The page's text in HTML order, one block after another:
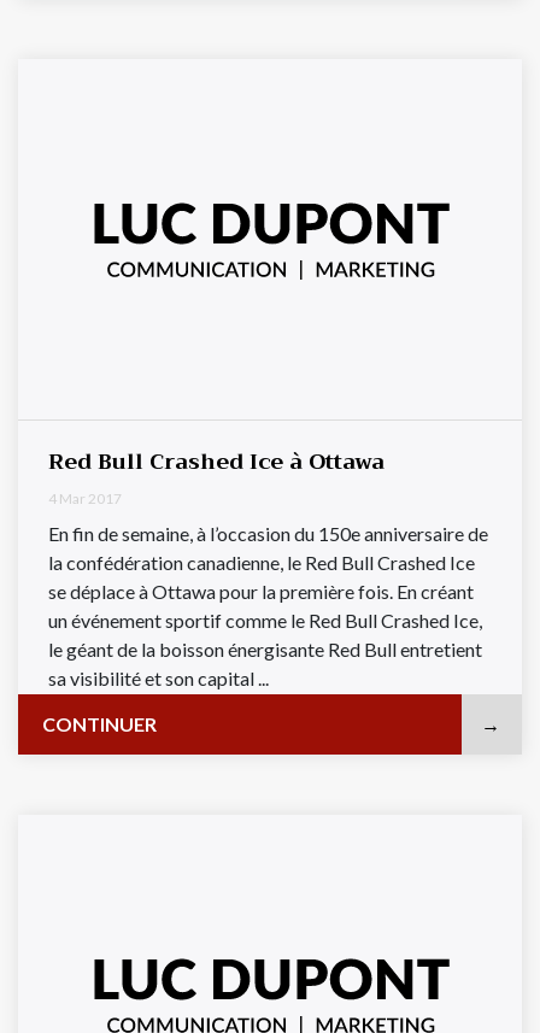
Red Bull Crashed Ice à Ottawa
4 Mar 2017
En fin de semaine, à l’occasion du 150e anniversaire de
la confédération canadienne, le Red Bull Crashed Ice
se déplace à Ottawa pour la première fois. En créant
un événement sportif comme le Red Bull Crashed Ice,
le géant de la boisson énergisante Red Bull entretient
sa visibilité et son capital ...
CONTINUER